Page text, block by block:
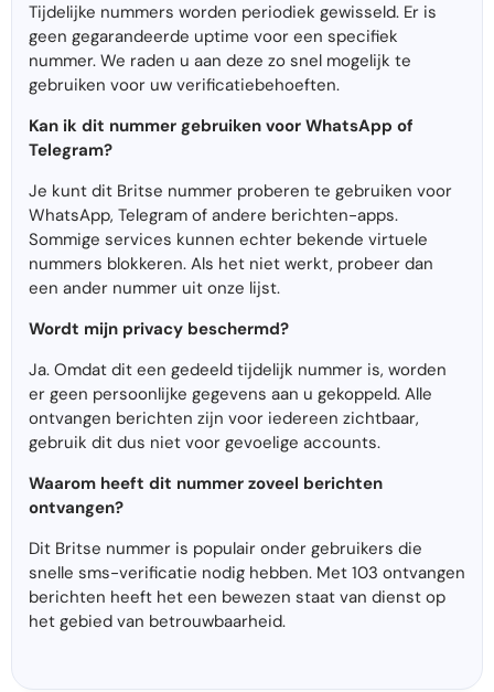
Tijdelijke nummers worden periodiek gewisseld. Er is
geen gegarandeerde uptime voor een specifiek
nummer. We raden u aan deze zo snel mogelijk te
gebruiken voor uw verificatiebehoeften.
Kan ik dit nummer gebruiken voor WhatsApp of
Telegram?
Je kunt dit Britse nummer proberen te gebruiken voor
WhatsApp, Telegram of andere berichten-apps.
Sommige services kunnen echter bekende virtuele
nummers blokkeren. Als het niet werkt, probeer dan
een ander nummer uit onze lijst.
Wordt mijn privacy beschermd?
Ja. Omdat dit een gedeeld tijdelijk nummer is, worden
er geen persoonlijke gegevens aan u gekoppeld. Alle
ontvangen berichten zijn voor iedereen zichtbaar,
gebruik dit dus niet voor gevoelige accounts.
Waarom heeft dit nummer zoveel berichten
ontvangen?
Dit Britse nummer is populair onder gebruikers die
snelle sms-verificatie nodig hebben. Met 103 ontvangen
berichten heeft het een bewezen staat van dienst op
het gebied van betrouwbaarheid.